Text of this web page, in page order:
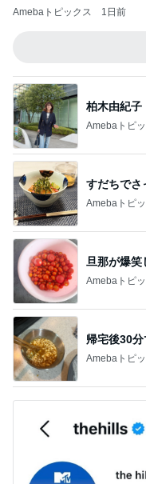
Amebaトピックス 1日前
柏木由紀子
Amebaトピ
すだちでさ
Amebaトピ
旦那が爆笑
Amebaトピ
帰宅後30
Amebaトピ